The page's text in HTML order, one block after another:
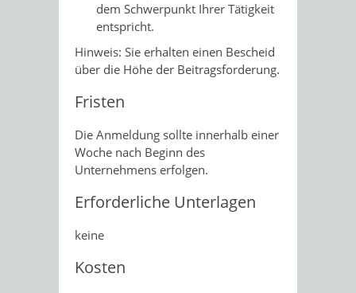
dem Schwerpunkt Ihrer Tätigkeit
entspricht.
Hinweis: Sie erhalten einen Bescheid
über die Höhe der Beitragsforderung.
Fristen
Die Anmeldung sollte innerhalb einer
Woche nach Beginn des
Unternehmens erfolgen.
Erforderliche Unterlagen
keine
Kosten